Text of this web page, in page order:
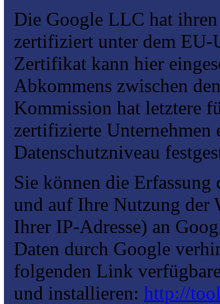
Die Google LLC hat
zertifiziert unter dem
Zertifikat kann hier
Abkommens zwischen
Kommission hat letztere
zertifizierte Unternehmen
Datenschutzniveau
Sie können die Erfassung
und auf Ihre Nutzung der
Ihrer IP-Adresse) an
Daten durch Google
folgenden Link
und installieren: http://